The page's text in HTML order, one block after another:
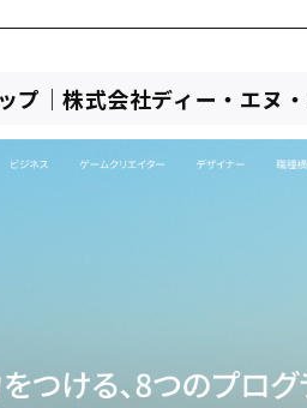
プ｜株式会社ディー・エヌ